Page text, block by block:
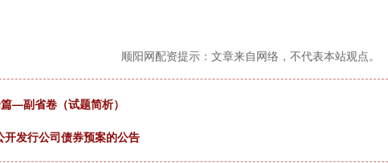
顺阳网配资提示：文章来自网络，不代表本站观点。
—副省卷（试题简析）
发行公司债券预案的公告